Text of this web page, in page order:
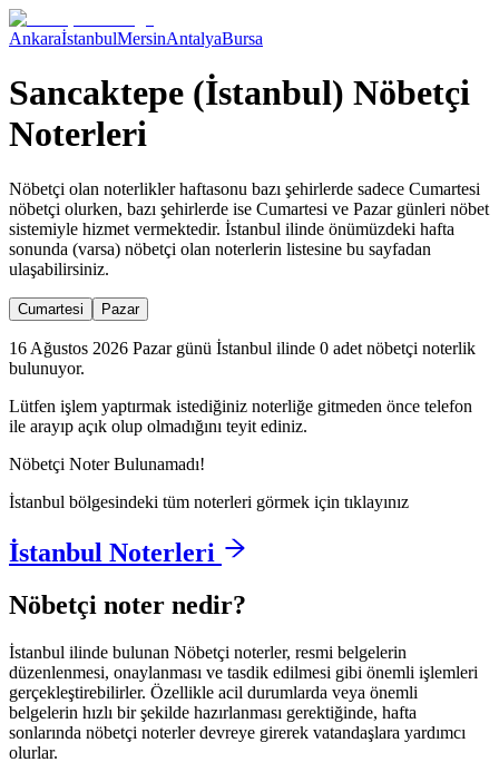
AnkaraİstanbulMersinAntalyaBursa
Sancaktepe (İstanbul) Nöbetçi
Noterleri
Nöbetçi olan noterlikler haftasonu bazı şehirlerde sadece Cumartesi
nöbetçi olurken, bazı şehirlerde ise Cumartesi ve Pazar günleri nöbet
sistemiyle hizmet vermektedir. İstanbul ilinde önümüzdeki hafta
sonunda (varsa) nöbetçi olan noterlerin listesine bu sayfadan
ulaşabilirsiniz.
Cumartesi Pazar
16 Ağustos 2026 Pazar günü İstanbul ilinde 0 adet nöbetçi noterlik
bulunuyor.
Lütfen işlem yaptırmak istediğiniz noterliğe gitmeden önce telefon
ile arayıp açık olup olmadığını teyit ediniz.
Nöbetçi Noter Bulunamadı!
İstanbul bölgesindeki tüm noterleri görmek için tıklayınız
İstanbul Noterleri
Nöbetçi noter nedir?
İstanbul ilinde bulunan Nöbetçi noterler, resmi belgelerin
düzenlenmesi, onaylanması ve tasdik edilmesi gibi önemli işlemleri
gerçekleştirebilirler. Özellikle acil durumlarda veya önemli
belgelerin hızlı bir şekilde hazırlanması gerektiğinde, hafta
sonlarında nöbetçi noterler devreye girerek vatandaşlara yardımcı
olurlar.